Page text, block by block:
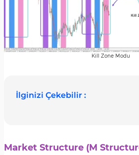
Kill Zone Modu
İlginizi Çekebilir :
Market Structure (M